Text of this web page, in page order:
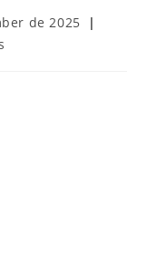
de 2025